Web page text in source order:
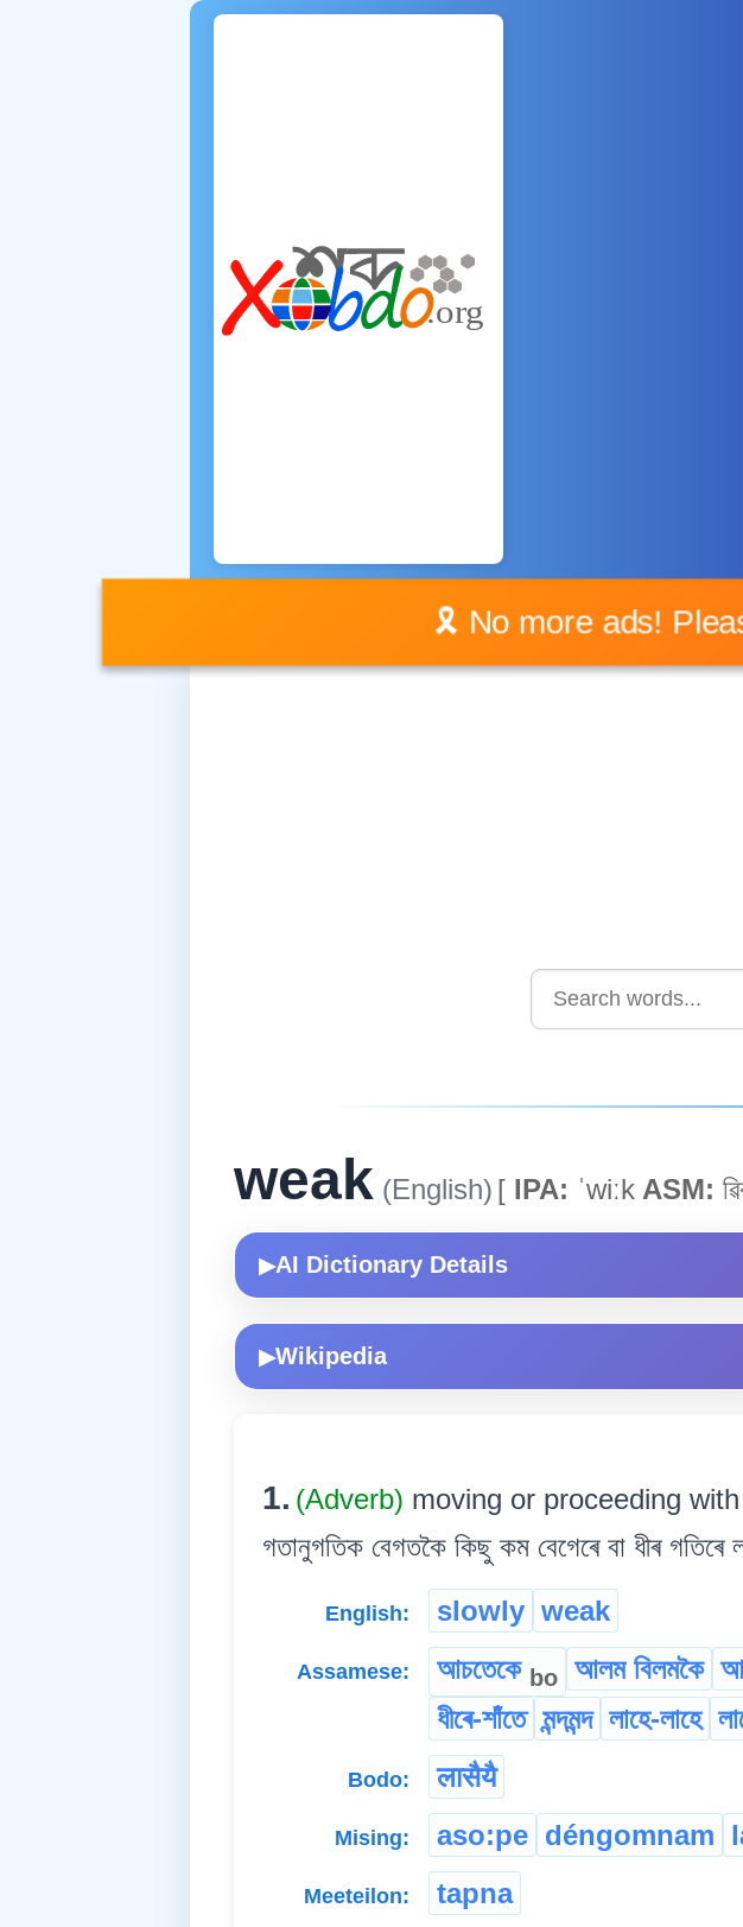
🎗️ No more ads!
weak (English) [ IPA: ˈwiːk ASM:
▶AI Dictionary Details
▶Wikipedia
1. (Adverb) moving or proceeding
গতানুগতিক বেগতকৈ কিছু কম বেগেৰে বা ধীৰ গতিৰে
English: slowly weak
Assamese: আচতেকে bo আলম বিলমকৈ
ধীৰে-শাঁতে মন্দমন্দ লাহে-লাহে
Bodo: लासैयै
Mising: aso:pe déngomnam
Meeteilon: tapna